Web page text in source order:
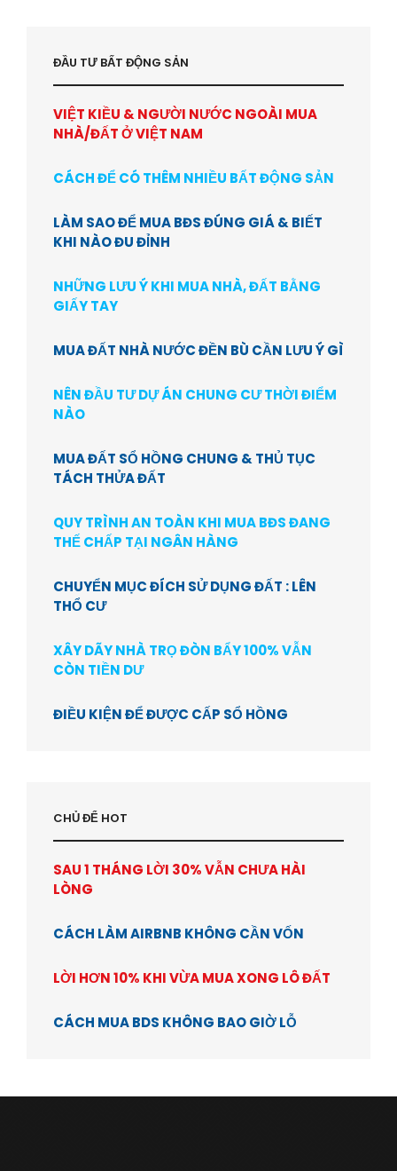
ĐẦU TƯ BẤT ĐỘNG SẢN
VIỆT KIỀU & NGƯỜI NƯỚC NGOÀI MUA
NHÀ/ĐẤT Ở VIỆT NAM
CÁCH ĐỂ CÓ THÊM NHIỀU BẤT ĐỘNG SẢN
LÀM SAO ĐỂ MUA BĐS ĐÚNG GIÁ & BIẾT
KHI NÀO ĐU ĐỈNH
NHỮNG LƯU Ý KHI MUA NHÀ, ĐẤT BẰNG
GIẤY TAY
MUA ĐẤT NHÀ NƯỚC ĐỀN BÙ CẦN LƯU Ý GÌ
NÊN ĐẦU TƯ DỰ ÁN CHUNG CƯ THỜI ĐIỂM
NÀO
MUA ĐẤT SỔ HỒNG CHUNG & THỦ TỤC
TÁCH THỬA ĐẤT
QUY TRÌNH AN TOÀN KHI MUA BĐS ĐANG
THẾ CHẤP TẠI NGÂN HÀNG
CHUYỂN MỤC ĐÍCH SỬ DỤNG ĐẤT : LÊN
THỔ CƯ
XÂY DÃY NHÀ TRỌ ĐÒN BẨY 100% VẪN
CÒN TIỀN DƯ
ĐIỀU KIỆN ĐỂ ĐƯỢC CẤP SỔ HỒNG
CHỦ ĐỂ HOT
SAU 1 THÁNG LỜI 30% VẪN CHƯA HÀI
LÒNG
CÁCH LÀM AIRBNB KHÔNG CẦN VỐN
LỜI HƠN 10% KHI VỪA MUA XONG LÔ ĐẤT
CÁCH MUA BDS KHÔNG BAO GIỜ LỖ